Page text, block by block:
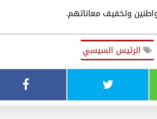
وتخفيف معاناتهم.
الرئيس السيسي